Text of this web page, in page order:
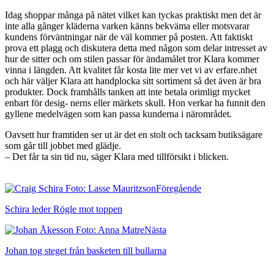
Idag shoppar många på nätet vilket kan tyckas praktiskt men det är
inte alla gånger kläderna varken känns bekväma eller motsvarar
kundens förväntningar när de väl kommer på posten. Att faktiskt
prova ett plagg och diskutera detta med någon som delar intresset av
hur de sitter och om stilen passar för ändamålet tror Klara kommer
vinna i längden. Att kvalitet får kosta lite mer vet vi av erfare.nhet
och här väljer Klara att handplocka sitt sortiment så det även är bra
produkter. Dock framhålls tanken att inte betala orimligt mycket
enbart för desig- nerns eller märkets skull. Hon verkar ha funnit den
gyllene medelvägen som kan passa kunderna i närområdet.
Oavsett hur framtiden ser ut är det en stolt och tacksam butiksägare
som går till jobbet med glädje.
– Det får ta sin tid nu, säger Klara med tillförsikt i blicken.
Föregående
Schira leder Rögle mot toppen
Nästa
Johan tog steget från basketen till bullarna